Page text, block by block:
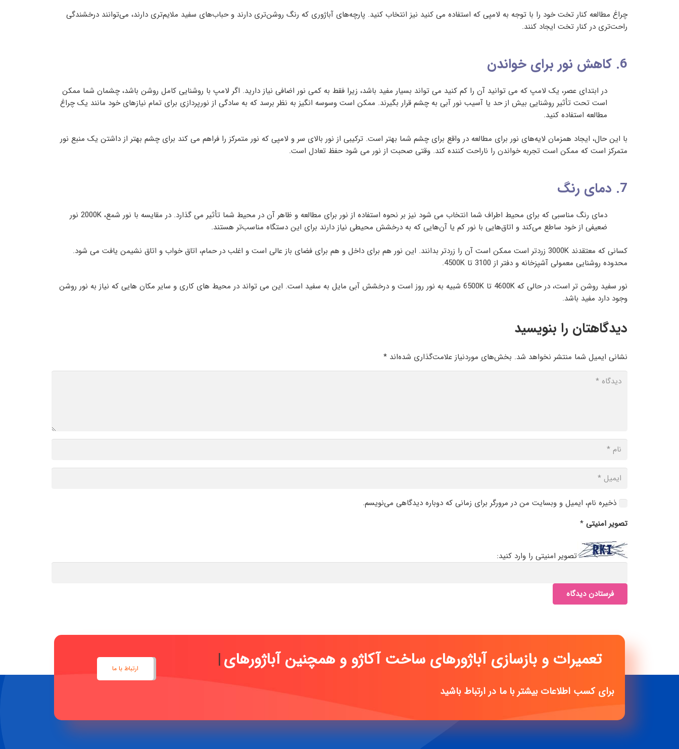
چراغ مطالعه کنار تخت خود را با توجه به لامپی که استفاده می کنید نیز انتخاب کنید. پارچه‌های آباژوری که رنگ روشن‌تری دارند و حباب‌های سفید ملایم‌تری دارند، می‌توانند درخشندگی
راحت‌تری در کنار تخت ایجاد کنند.
6. کاهش نور برای خواندن
در ابتدای عصر، یک لامپ که می توانید آن را کم کنید می تواند بسیار مفید باشد، زیرا فقط به کمی نور اضافی نیاز دارید. اگر لامپ با روشنایی کامل روشن باشد، چشمان شما ممکن
است تحت تأثیر روشنایی بیش از حد یا آسیب نور آبی به چشم قرار بگیرند. ممکن است وسوسه انگیز به نظر برسد که به سادگی از نورپردازی برای تمام نیازهای خود مانند یک چراغ
مطالعه استفاده کنید.
با این حال، ایجاد همزمان لایه‌های نور برای مطالعه در واقع برای چشم شما بهتر است. ترکیبی از نور بالای سر و لامپی که نور متمرکز را فراهم می کند برای چشم بهتر از داشتن یک منبع نور
متمرکز است که ممکن است تجربه خواندن را ناراحت کننده کند. وقتی صحبت از نور می شود حفظ تعادل است.
7. دمای رنگ
دمای رنگ مناسبی که برای محیط اطراف شما انتخاب می شود نیز بر نحوه استفاده از نور برای مطالعه و ظاهر آن در محیط شما تأثیر می گذارد. در مقایسه با نور شمع، 2000K نور
ضعیفی از خود ساطع می‌کند و اتاق‌هایی با نور کم یا آن‌هایی که به درخشش محیطی نیاز دارند برای این دستگاه مناسب‌تر هستند.
کسانی که معتقدند 3000K زردتر است ممکن است آن را زردتر بدانند. این نور هم برای داخل و هم برای فضای باز عالی است و اغلب در حمام، اتاق خواب و اتاق نشیمن یافت می شود.
محدوده روشنایی معمولی آشپزخانه و دفتر از 3100 تا 4500K.
نور سفید روشن تر است، در حالی که 4600K تا 6500K شبیه به نور روز است و درخشش آبی مایل به سفید است. این می تواند در محیط های کاری و سایر مکان هایی که نیاز به نور روشن
وجود دارد مفید باشد.
دیدگاهتان را بنویسید
نشانی ایمیل شما منتشر نخواهد شد. بخش‌های موردنیاز علامت‌گذاری شده‌اند *
ذخیره نام، ایمیل و وبسایت من در مرورگر برای زمانی که دوباره دیدگاهی می‌نویسم.
تصویر امنیتی *
تصویر امنیتی را وارد کنید:
فرستادن دیدگاه
تعمیرات و بازسازی آباژورهای ساخت آکاژو و همچنین آباژورهای
برای کسب اطلاعات بیشتر با ما در ارتباط باشید